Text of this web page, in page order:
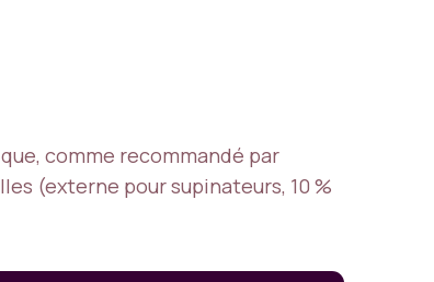
comme recommandé par
(externe pour supinateurs, 10 %